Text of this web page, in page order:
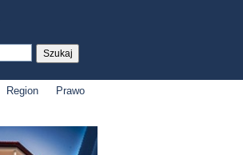
Region
Prawo